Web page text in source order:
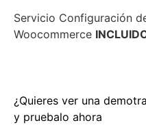
Servicio Configuración
Woocommerce
¿Quieres ver una
y pruebalo ahora